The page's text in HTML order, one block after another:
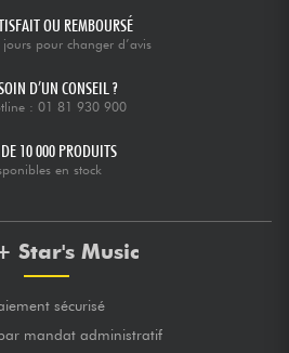
OU REMBOURSÉ
jours pour changer d’avis
D’UN CONSEIL ?
: 01 81 930 900
10 000 PRODUITS
en stock
Star's Music
sécurisé
mandat administratif